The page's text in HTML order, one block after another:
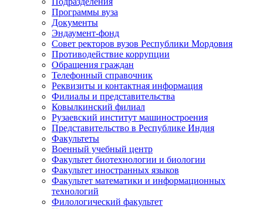
Программы вуза
Документы
Эндаумент-фонд
Совет ректоров вузов Республики Мордовия
Противодействие коррупции
Обращения граждан
Телефонный справочник
Реквизиты и контактная информация
Филиалы и представительства
Ковылкинский филиал
Рузаевский институт машиностроения
Представительство в Республике Индия
Факультеты
Военный учебный центр
Факультет биотехнологии и биологии
Факультет иностранных языков
Факультет математики и информационных
технологий
Филологический факультет